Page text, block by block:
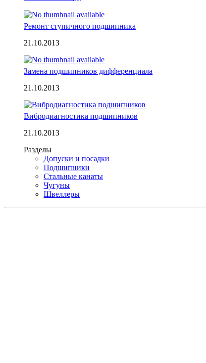
Ремонт ступичного подшипника
21.10.2013
Замена подшипников дифференциала
21.10.2013
Вибродиагностика подшипников
21.10.2013
Разделы
Допуски и посадки
Подшипники
Стальные канаты
Чугуны
Швеллеры